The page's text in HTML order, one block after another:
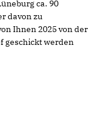
ca. 90
davon zu
Ihnen 2025 von der
geschickt werden